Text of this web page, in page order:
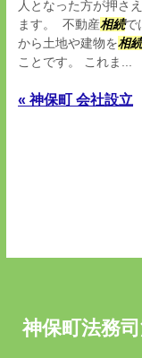
人となった方が押さ
ます。 不動産相続で
から土地や建物を相続
ことです。 これま...
« 神保町 会社設立
神保町法務